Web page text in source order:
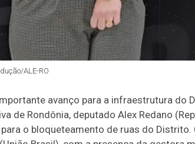
ALE-RO
avanço para a infraestrutura do
de Rondônia, deputado Alex Redano
o bloqueteamento de ruas do